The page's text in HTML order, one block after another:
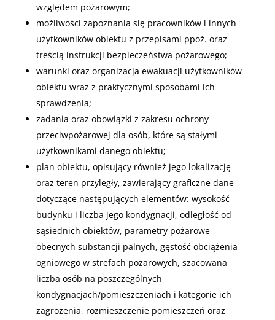
względem pożarowym;
możliwości zapoznania się pracowników i innych
użytkowników obiektu z przepisami ppoż. oraz
treścią instrukcji bezpieczeństwa pożarowego;
warunki oraz organizacja ewakuacji użytkowników
obiektu wraz z praktycznymi sposobami ich
sprawdzenia;
zadania oraz obowiązki z zakresu ochrony
przeciwpożarowej dla osób, które są stałymi
użytkownikami danego obiektu;
plan obiektu, opisujący również jego lokalizację
oraz teren przyległy, zawierający graficzne dane
dotyczące następujących elementów: wysokość
budynku i liczba jego kondygnacji, odległość od
sąsiednich obiektów, parametry pożarowe
obecnych substancji palnych, gęstość obciążenia
ogniowego w strefach pożarowych, szacowana
liczba osób na poszczególnych
kondygnacjach/pomieszczeniach i kategorie ich
zagrożenia, rozmieszczenie pomieszczeń oraz